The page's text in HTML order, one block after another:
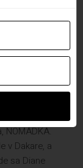
NOMÁDKA.
v Dakare, a
sa Diane